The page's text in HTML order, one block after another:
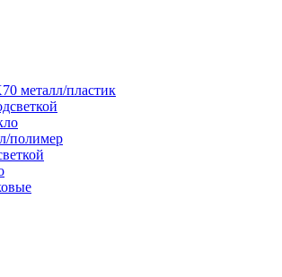
металл/пластик
полимер